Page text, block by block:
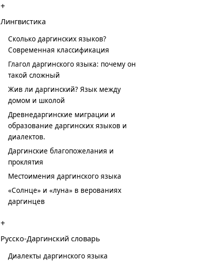
+
Лингвистика
Сколько даргинских языков?
Современная классификация
Глагол даргинского языка: почему он
такой сложный
Жив ли даргинский? Язык между
домом и школой
Древнедаргинские миграции и
образование даргинских языков и
диалектов.
Даргинские благопожелания и
проклятия
Местоимения даргинского языка
«Солнце» и «луна» в верованиях
даргинцев
+
Русско-Даргинский словарь
Диалекты даргинского языка